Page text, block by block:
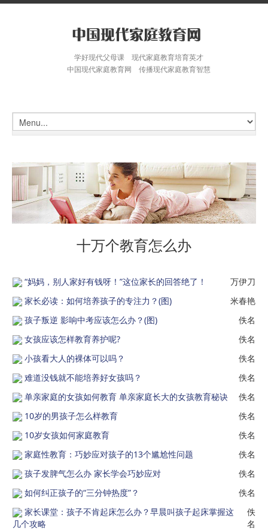
学好现代父母课 现代家庭教育培育英才
中国现代家庭教育网 传播现代家庭教育智慧
十万个教育怎么办
“妈妈，别人家好有钱呀！”这位家长的回答绝了！
万伊刀
家长必读：如何培养孩子的专注力？(图)
米春艳
孩子叛逆 影响中考应该怎么办？(图)
佚名
女孩应该怎样教育养护呢?
佚名
小孩看大人的裸体可以吗？
佚名
难道没钱就不能培养好女孩吗？
佚名
单亲家庭的女孩如何教育 单亲家庭长大的女孩教育秘诀
佚名
10岁的男孩子怎么样教育
佚名
10岁女孩如何家庭教育
佚名
家庭性教育：巧妙应对孩子的13个尴尬性问题
佚名
孩子发脾气怎么办 家长学会巧妙应对
佚名
如何纠正孩子的“三分钟热度”？
佚名
家长课堂：孩子不肯起床怎么办？早晨叫孩子起床掌握这
几个攻略
佚
名